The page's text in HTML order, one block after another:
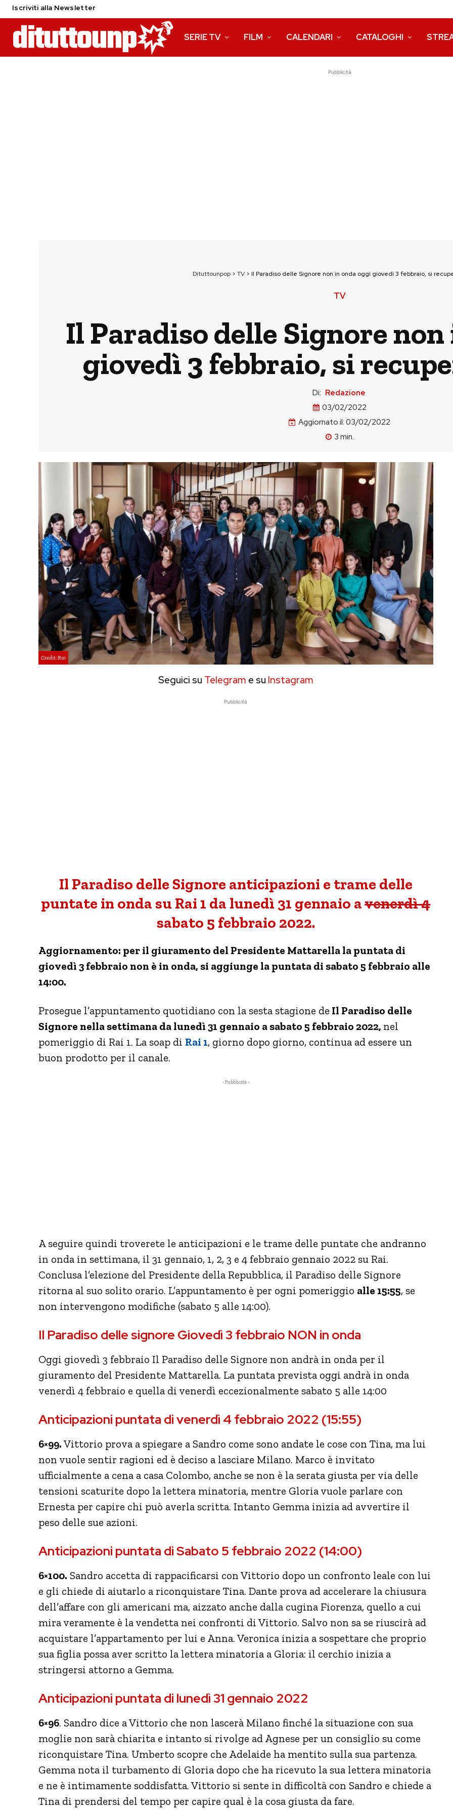
Iscriviti alla Newsletter
SERIE TV FILM CALENDARI CATALOGHI
Pubblicità
Dituttounpop > TV > Il Paradiso delle Signore non in onda oggi giovedì 3 febbraio, si
TV
Il Paradiso delle Signore
giovedì 3 febbraio, si
Di: Redazione
03/02/2022
Aggiornato il: 03/02/2022
3 min.
Credit: Rai
Seguici su Telegram e su Instagram
Pubblicità
Il Paradiso delle Signore anticipazioni e trame delle
puntate in onda su Rai 1 da lunedì 31 gennaio avenerdì 4
sabato 5 febbraio 2022.
Aggiornamento: per il giuramento del Presidente Mattarella la puntata di
giovedì 3 febbraio non è in onda, si aggiunge la puntata di sabato 5 febbraio alle
14:00.
Prosegue l’appuntamento quotidiano con la sesta stagione de Il Paradiso delle
Signore nella settimana da lunedì 31 gennaio a sabato 5 febbraio 2022, nel
pomeriggio di Rai 1. La soap di Rai 1, giorno dopo giorno, continua ad essere un
buon prodotto per il canale.
- Pubblicità -
A seguire quindi troverete le anticipazioni e le trame delle puntate che andranno
in onda in settimana, il 31 gennaio, 1, 2, 3 e 4 febbraio gennaio 2022 su Rai.
Conclusa l’elezione del Presidente della Repubblica, il Paradiso delle Signore
ritorna al suo solito orario. L’appuntamento è per ogni pomeriggio alle 15:55, se
non intervengono modifiche (sabato 5 alle 14:00).
Il Paradiso delle signore Giovedì 3 febbraio NON in onda
Oggi giovedì 3 febbraio Il Paradiso delle Signore non andrà in onda per il
giuramento del Presidente Mattarella. La puntata prevista oggi andrà in onda
venerdì 4 febbraio e quella di venerdì eccezionalmente sabato 5 alle 14:00
Anticipazioni puntata di venerdì 4 febbraio 2022 (15:55)
6×99. Vittorio prova a spiegare a Sandro come sono andate le cose con Tina, ma lui
non vuole sentir ragioni ed è deciso a lasciare Milano. Marco è invitato
ufficialmente a cena a casa Colombo, anche se non è la serata giusta per via delle
tensioni scaturite dopo la lettera minatoria, mentre Gloria vuole parlare con
Ernesta per capire chi può averla scritta. Intanto Gemma inizia ad avvertire il
peso delle sue azioni.
Anticipazioni puntata di Sabato 5 febbraio 2022 (14:00)
6×100. Sandro accetta di rappacificarsi con Vittorio dopo un confronto leale con lui
e gli chiede di aiutarlo a riconquistare Tina. Dante prova ad accelerare la chiusura
dell’affare con gli americani ma, aizzato anche dalla cugina Fiorenza, quello a cui
mira veramente è la vendetta nei confronti di Vittorio. Salvo non sa se riuscirà ad
acquistare l’appartamento per lui e Anna. Veronica inizia a sospettare che proprio
sua figlia possa aver scritto la lettera minatoria a Gloria: il cerchio inizia a
stringersi attorno a Gemma.
Anticipazioni puntata di lunedì 31 gennaio 2022
6×96. Sandro dice a Vittorio che non lascerà Milano finché la situazione con sua
moglie non sarà chiarita e intanto si rivolge ad Agnese per un consiglio su come
riconquistare Tina. Umberto scopre che Adelaide ha mentito sulla sua partenza.
Gemma nota il turbamento di Gloria dopo che ha ricevuto la sua lettera minatoria
e ne è intimamente soddisfatta. Vittorio si sente in difficoltà con Sandro e chiede a
Tina di prendersi del tempo per capire qual è la cosa giusta da fare.